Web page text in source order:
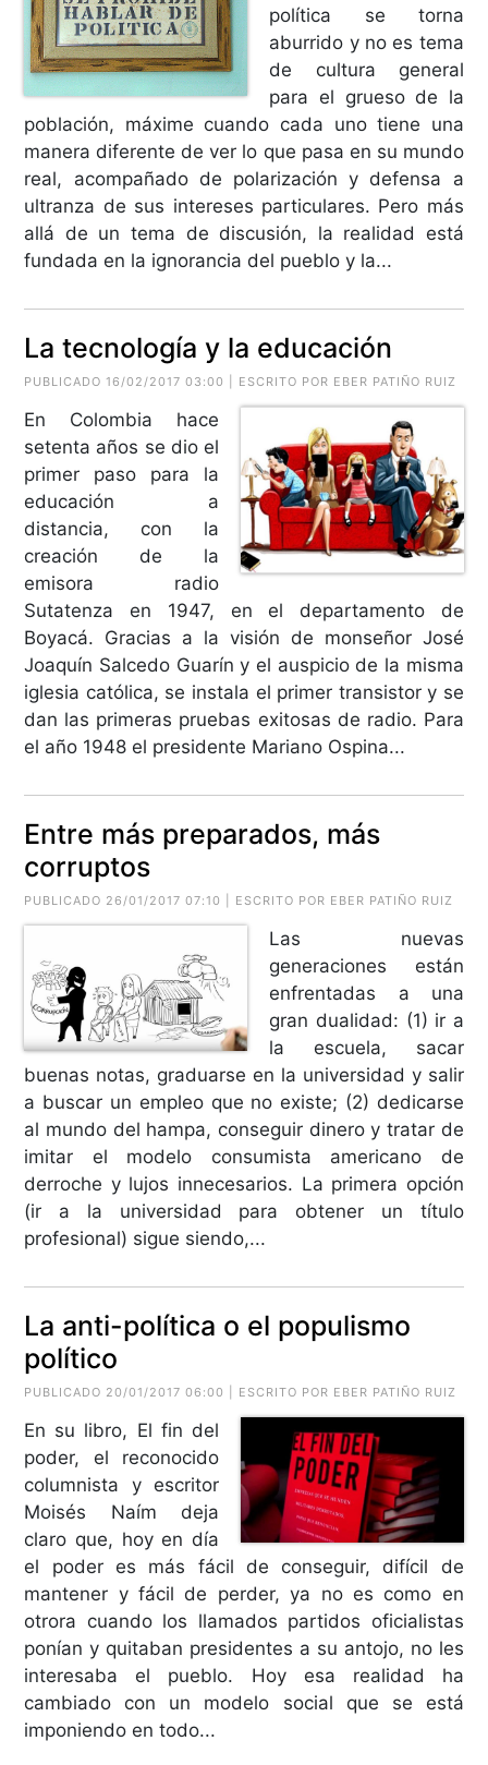
política se torna
aburrido y no es tema
de cultura general
para el grueso de la
población, máxime cuando cada uno tiene una
manera diferente de ver lo que pasa en su mundo
real, acompañado de polarización y defensa a
ultranza de sus intereses particulares. Pero más
allá de un tema de discusión, la realidad está
fundada en la ignorancia del pueblo y la...
La tecnología y la educación
PUBLICADO 16/02/2017 03:00 | ESCRITO POR EBER PATIÑO RUIZ
En Colombia hace
setenta años se dio el
primer paso para la
educación a
distancia, con la
creación de la
emisora radio
Sutatenza en 1947, en el departamento de
Boyacá. Gracias a la visión de monseñor José
Joaquín Salcedo Guarín y el auspicio de la misma
iglesia católica, se instala el primer transistor y se
dan las primeras pruebas exitosas de radio. Para
el año 1948 el presidente Mariano Ospina...
Entre más preparados, más
corruptos
PUBLICADO 26/01/2017 07:10 | ESCRITO POR EBER PATIÑO RUIZ
Las nuevas
generaciones están
enfrentadas a una
gran dualidad: (1) ir a
la escuela, sacar
buenas notas, graduarse en la universidad y salir
a buscar un empleo que no existe; (2) dedicarse
al mundo del hampa, conseguir dinero y tratar de
imitar el modelo consumista americano de
derroche y lujos innecesarios. La primera opción
(ir a la universidad para obtener un título
profesional) sigue siendo,...
La anti-política o el populismo
político
PUBLICADO 20/01/2017 06:00 | ESCRITO POR EBER PATIÑO RUIZ
En su libro, El fin del
poder, el reconocido
columnista y escritor
Moisés Naím deja
claro que, hoy en día
el poder es más fácil de conseguir, difícil de
mantener y fácil de perder, ya no es como en
otrora cuando los llamados partidos oficialistas
ponían y quitaban presidentes a su antojo, no les
interesaba el pueblo. Hoy esa realidad ha
cambiado con un modelo social que se está
imponiendo en todo...